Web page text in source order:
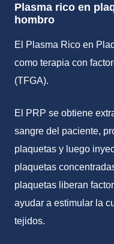
Plasma rico en
hombro
El Plasma Rico en
como terapia con
(TFGA).
El PRP se obtiene
sangre del paciente,
plaquetas y luego
plaquetas
plaquetas liberan
ayudar a estimular la
tejidos.